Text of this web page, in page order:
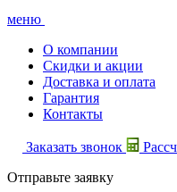
меню
О компании
Скидки и акции
Доставка и оплата
Гарантия
Контакты
Заказать звонок
Отправьте заявку